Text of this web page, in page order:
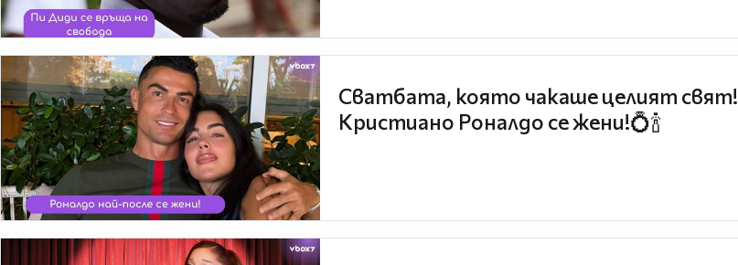
Сватбата, която чакаше целият свят!
Кристиано Роналдо се жени!💍🍾